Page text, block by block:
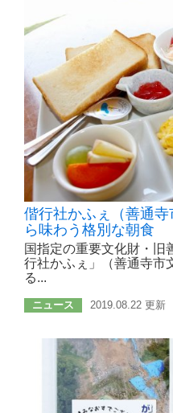
偕行社かふぇ（善通
ら味わう格別な朝食
国指定の重要文化財・旧
行社かふぇ」（善通寺
る...
ニュース 2019.08.22 更新